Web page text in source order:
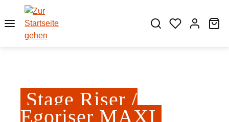
Zum Hauptinhalt springen
Stage Riser /
Egoriser MAXI